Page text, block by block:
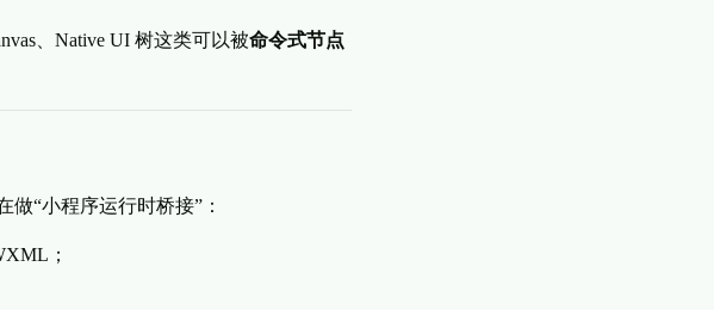
、Native UI 树这类可以被命令式节点
做“小程序运行时桥接”：
；